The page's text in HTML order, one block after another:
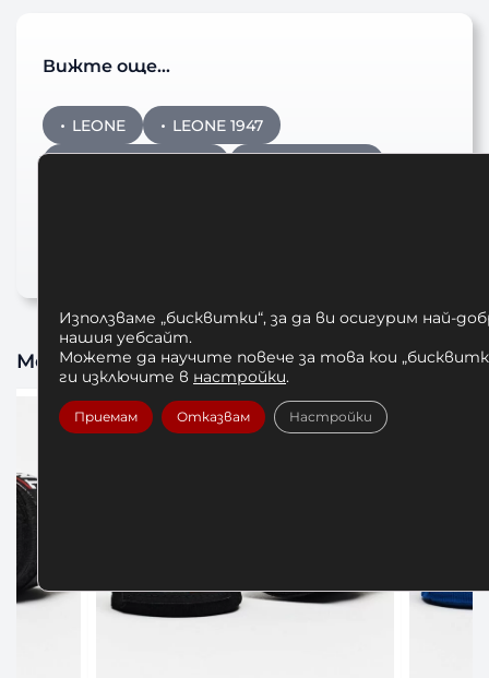
Вижте още…
LEONE
LEONE 1947
Може да харесате също
Използваме „бисквитки“, за да ви осигурим най-
нашия уебсайт.
Можете да научите повече за това кои
ги изключите в настройки.
Приемам Отказвам Настройки